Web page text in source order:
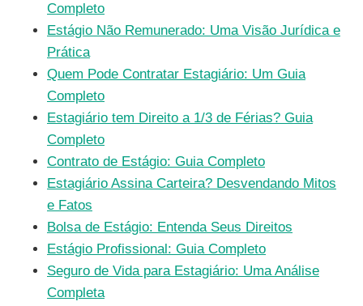
Completo
Estágio Não Remunerado: Uma Visão Jurídica e
Prática
Quem Pode Contratar Estagiário: Um Guia
Completo
Estagiário tem Direito a 1/3 de Férias? Guia
Completo
Contrato de Estágio: Guia Completo
Estagiário Assina Carteira? Desvendando Mitos
e Fatos
Bolsa de Estágio: Entenda Seus Direitos
Estágio Profissional: Guia Completo
Seguro de Vida para Estagiário: Uma Análise
Completa